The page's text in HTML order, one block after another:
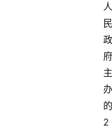
人
民
政
府
主
办
的
2